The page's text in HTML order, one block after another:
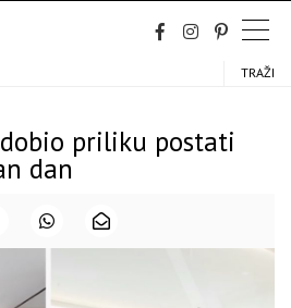
TRAŽI
priliku postati
dan